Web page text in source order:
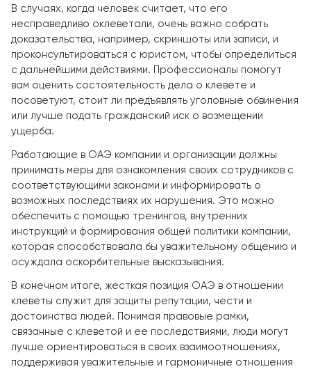
В случаях, когда человек считает, что его
несправедливо оклеветали, очень важно собрать
доказательства, например, скриншоты или записи, и
проконсультироваться с юристом, чтобы определиться
с дальнейшими действиями. Профессионалы помогут
вам оценить состоятельность дела о клевете и
посоветуют, стоит ли предъявлять уголовные обвинения
или лучше подать гражданский иск о возмещении
ущерба.
Работающие в ОАЭ компании и организации должны
принимать меры для ознакомления своих сотрудников с
соответствующими законами и информировать о
возможных последствиях их нарушения. Это можно
обеспечить с помощью тренингов, внутренних
инструкций и формирования общей политики компании,
которая способствовала бы уважительному общению и
осуждала оскорбительные высказывания.
В конечном итоге, жесткая позиция ОАЭ в отношении
клеветы служит для защиты репутации, чести и
достоинства людей. Понимая правовые рамки,
связанные с клеветой и ее последствиями, люди могут
лучше ориентироваться в своих взаимоотношениях,
поддерживая уважительные и гармоничные отношения